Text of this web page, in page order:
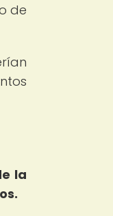
de
la